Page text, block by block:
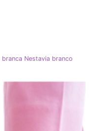
Nestavia branco